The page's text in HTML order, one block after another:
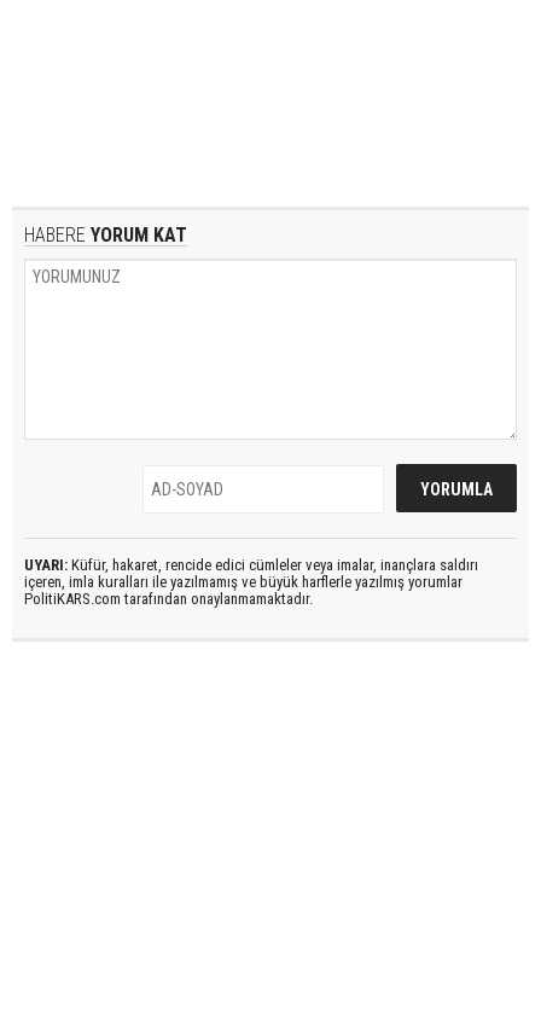
HABERE YORUM KAT
UYARI: Küfür, hakaret, rencide edici cümleler veya imalar, inançlara saldırı
içeren, imla kuralları ile yazılmamış ve büyük harflerle yazılmış yorumlar
PolitiKARS.com tarafından onaylanmamaktadır.